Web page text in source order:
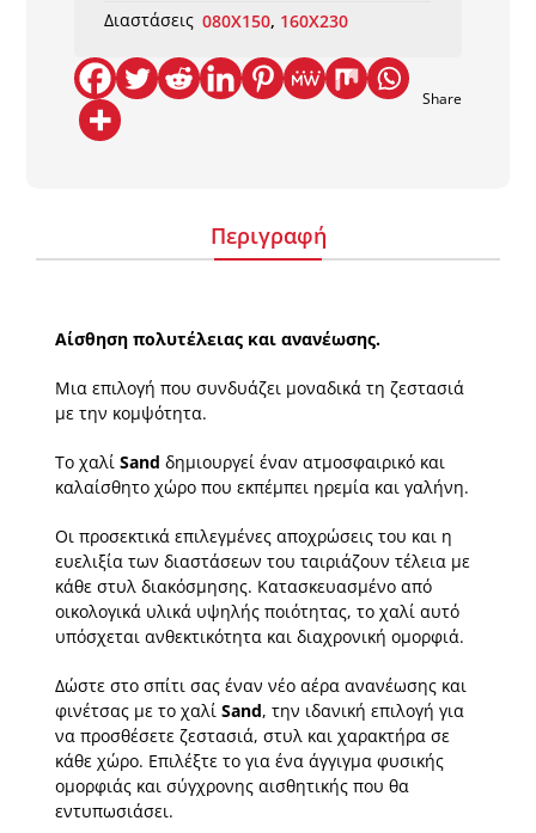
Διαστάσεις 080X150, 160X230
Share
Περιγραφή
Αίσθηση πολυτέλειας και ανανέωσης.
Μια επιλογή που συνδυάζει μοναδικά τη ζεστασιά
με την κομψότητα.
Το χαλί Sand δημιουργεί έναν ατμοσφαιρικό και
καλαίσθητο χώρο που εκπέμπει ηρεμία και γαλήνη.
Οι προσεκτικά επιλεγμένες αποχρώσεις του και η
ευελιξία των διαστάσεων του ταιριάζουν τέλεια με
κάθε στυλ διακόσμησης. Κατασκευασμένο από
οικολογικά υλικά υψηλής ποιότητας, το χαλί αυτό
υπόσχεται ανθεκτικότητα και διαχρονική ομορφιά.
Δώστε στο σπίτι σας έναν νέο αέρα ανανέωσης και
φινέτσας με το χαλί Sand, την ιδανική επιλογή για
να προσθέσετε ζεστασιά, στυλ και χαρακτήρα σε
κάθε χώρο. Επιλέξτε το για ένα άγγιγμα φυσικής
ομορφιάς και σύγχρονης αισθητικής που θα
εντυπωσιάσει.